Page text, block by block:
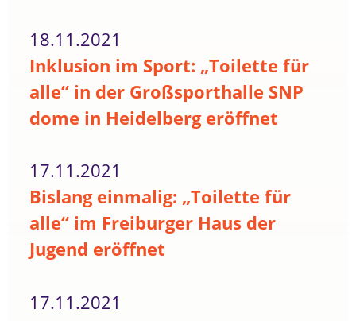
18.11.2021
Inklusion im Sport: „Toilette für
alle“ in der Großsporthalle SNP
dome in Heidelberg eröffnet
17.11.2021
Bislang einmalig: „Toilette für
alle“ im Freiburger Haus der
Jugend eröffnet
17.11.2021